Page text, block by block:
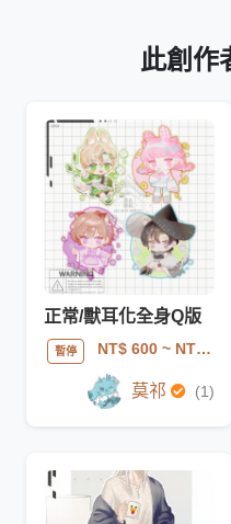
此創作
正常/獸耳化全身Q版
暫停 NT$ 600~ NT$ 800
莫祁 (1)